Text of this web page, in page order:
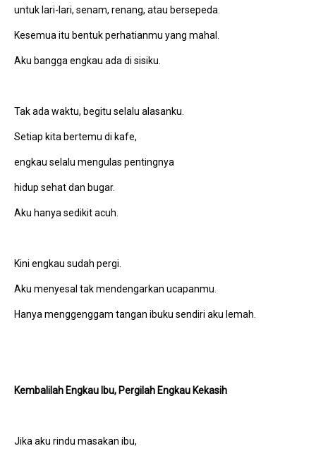
untuk lari-lari, senam, renang, atau bersepeda.
Kesemua itu bentuk perhatianmu yang mahal.
Aku bangga engkau ada di sisiku.
Tak ada waktu, begitu selalu alasanku.
Setiap kita bertemu di kafe,
engkau selalu mengulas pentingnya
hidup sehat dan bugar.
Aku hanya sedikit acuh.
Kini engkau sudah pergi.
Aku menyesal tak mendengarkan ucapanmu.
Hanya menggenggam tangan ibuku sendiri aku lemah.
Kembalilah Engkau Ibu, Pergilah Engkau Kekasih
Jika aku rindu masakan ibu,